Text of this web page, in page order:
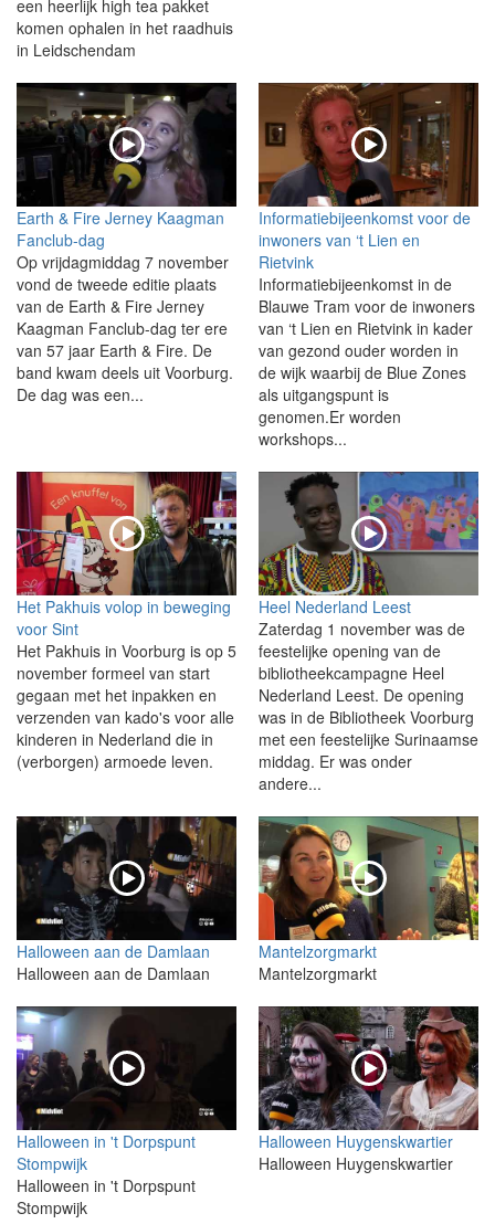
een heerlijk high tea pakket
komen ophalen in het raadhuis
in Leidschendam
Earth & Fire Jerney Kaagman
Fanclub-dag
Op vrijdagmiddag 7 november
vond de tweede editie plaats
van de Earth & Fire Jerney
Kaagman Fanclub-dag ter ere
van 57 jaar Earth & Fire. De
band kwam deels uit Voorburg.
De dag was een...
Informatiebijeenkomst voor de
inwoners van ‘t Lien en
Rietvink
Informatiebijeenkomst in de
Blauwe Tram voor de inwoners
van ‘t Lien en Rietvink in kader
van gezond ouder worden in
de wijk waarbij de Blue Zones
als uitgangspunt is
genomen.Er worden
workshops...
Het Pakhuis volop in beweging
voor Sint
Het Pakhuis in Voorburg is op 5
november formeel van start
gegaan met het inpakken en
verzenden van kado's voor alle
kinderen in Nederland die in
(verborgen) armoede leven.
Heel Nederland Leest
Zaterdag 1 november was de
feestelijke opening van de
bibliotheekcampagne Heel
Nederland Leest. De opening
was in de Bibliotheek Voorburg
met een feestelijke Surinaamse
middag. Er was onder
andere...
Halloween aan de Damlaan
Halloween aan de Damlaan
Mantelzorgmarkt
Mantelzorgmarkt
Halloween in 't Dorpspunt
Stompwijk
Halloween in 't Dorpspunt
Stompwijk
Halloween Huygenskwartier
Halloween Huygenskwartier